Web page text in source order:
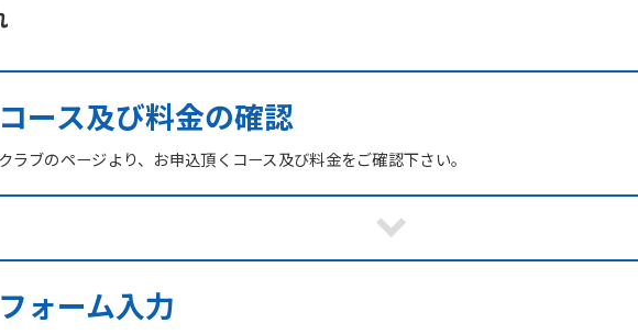
コース及び料金の確認
クラブのページより、お申込頂くコース及び料金をご確認下さい。
フォーム入力